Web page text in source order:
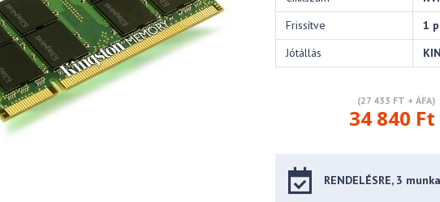
Frissítve
1
Jótállás
(27 433 FT + ÁFA)
34 840 Ft
RENDELÉSRE, 3